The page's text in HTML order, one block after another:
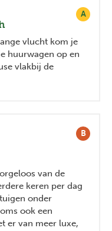
A
vlucht kom je
huurwagen op en
vlakbij de
B
van de
keren per dag
onder
ook een
er van meer luxe,